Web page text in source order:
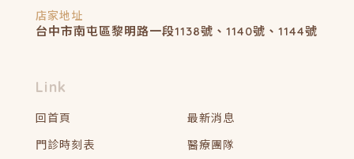
台中市南屯區黎明路一段1138號、1140號、1144號
回首頁
最新消息
門診時刻表
醫療團隊